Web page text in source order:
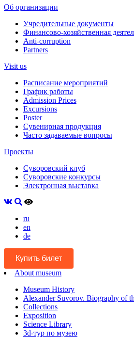
Об организации
Учредительные документы
Финансово-хозяйственная
Anti-corruption
Partners
Visit us
Расписание мероприятий
График работы
Admission Prices
Excursions
Poster
Сувенирная продукция
Часто задаваемые вопросы
Проекты
Суворовский клуб
Суворовские конкурсы
Электронная выставка
ru
en
de
Купить билет
About museum
Museum History
Alexander Suvorov. Biography of
Collections
Exposition
Science Library
3d-тур по музею